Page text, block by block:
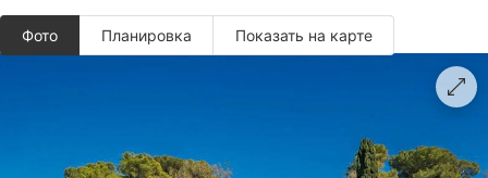
Фото Планировкa Показать на карте